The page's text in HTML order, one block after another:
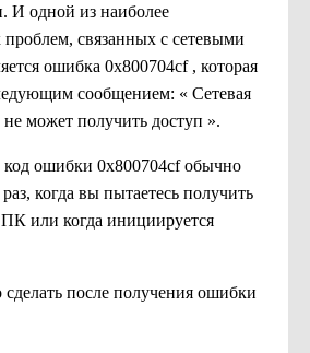
И одной из наиболее
связанных с сетевыми
ошибка 0x800704cf , которая
сообщением: « Сетевая
может получить доступ ».
код ошибки 0x800704cf обычно
когда вы пытаетесь получить
ПК или когда инициируется
после получения ошибки